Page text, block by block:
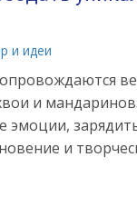
и идеи
и
эмоции,
и